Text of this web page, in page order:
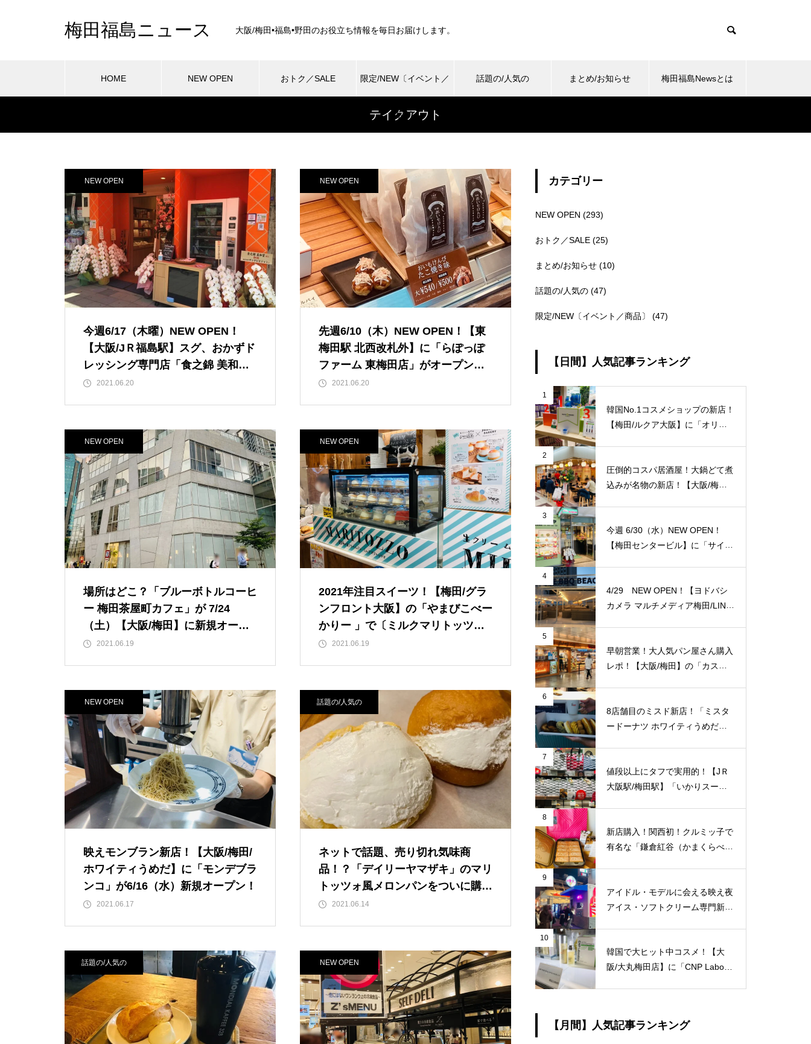
梅田福島ニュース 大阪/梅田•福島•野田のお役立ち情報を毎日お届けします。
HOME NEW OPEN おトク／SALE 限定/NEW〔イベント／
商品〕
話題の/人気の まとめ/お知らせ 梅田福島Newsとは
テイクアウト
NEW OPEN
今週6/17（木曜）NEW OPEN！
【大阪/JＲ福島駅】スグ、おかずド
レッシング専門店「食之錦 美和堂
（びわどう）」がプレオープン！
福島店」隣のオレンジの建物です。
※グランドオープンは6/25（金）
【JＲ福島駅・新福島駅/阪神福島
駅】
2021.06.20
NEW OPEN
先週6/10（木）NEW OPEN！【東
梅田駅 北西改札外】に「らぽっぽ
ファーム 東梅田店」がオープンさ
れていました！ 〔おいもけんぴは4
大人気？梅田4店舗目。【JＲ大阪
駅/梅田駅/東梅田駅】
2021.06.20
NEW OPEN
場所はどこ？「ブルーボトルコーヒ
ー 梅田茶屋町カフェ」が 7/24
（土）【大阪/梅田】に新規オープ
ン大決定！
2021.06.19
NEW OPEN
2021年注目スイーツ！【梅田/グラ
ンフロント大阪】の「やまびこべー
かりー 」で〔ミルクマリトッツ
ォ〕が販売開始！
2021.06.19
NEW OPEN
映えモンブラン新店！【大阪/梅田/
ホワイティうめだ】に「モンデブラ
ンコ」が6/16（水）新規オープン！
2021.06.17
話題の/人気の
ネットで話題、売り切れ気味商
品！？「デイリーヤマザキ」のマリ
トッツォ風メロンパンをついに購
入！ ついでにマリトッツォも購
にも7店舗しかなかったです。これ
は貴重！【JＲ大阪/梅田駅/東梅田
駅】
2021.06.14
話題の/人気の NEW OPEN
カテゴリー
NEW OPEN (293)
おトク／SALE (25)
まとめ/お知らせ (10)
話題の/人気の (47)
限定/NEW〔イベント／商品〕 (47)
【日間】人気記事ランキング
1
韓国No.1コスメショップの新店！
【梅田/ルクア大阪】に「オリー
2
圧倒的コスパ居酒屋！大鍋どて煮
込みが名物の新店！【大阪/梅田/
3
今週 6/30（水）NEW OPEN！
【梅田センタービル】に「サイゼ
のサイゼリア！ ※「アニメイト
梅田」の入っているビルの地下一
4
4/29 NEW OPEN！【ヨドバシ
カメラ マルチメディア梅田/LINK
キュービーチ）がオープン！【J
Ｒ大阪駅/梅田駅】
5
早朝営業！大人気パン屋さん購入
レポ！【大阪/梅田】の「カスカ
6
8店舗目のミスド新店！「ミスタ
ードーナツ ホワイティうめだシ
7
値段以上にタフで実用的！【JＲ
大阪駅/梅田駅】「いかりスーパ
はここだけ！
8
新店購入！関西初！クルミッ子で
有名な「鎌倉紅谷（かまくらべに
ン！
9
アイドル・モデルに会える映え夜
アイス・ソフトクリーム専門新
10
韓国で大ヒット中コスメ！【大
阪/大丸梅田店】に「CNP Laborat
【月間】人気記事ランキング